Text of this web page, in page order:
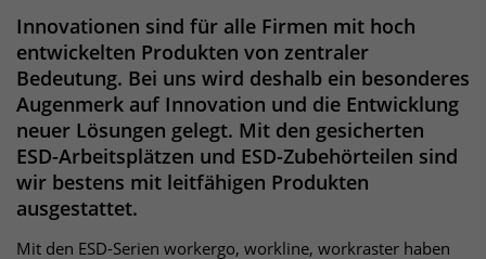
Innovationen sind für alle Firmen mit hoch
entwickelten Produkten von zentraler
Bedeutung. Bei uns wird deshalb ein besonderes
Augenmerk auf Innovation und die Entwicklung
neuer Lösungen gelegt. Mit den gesicherten
ESD-Arbeitsplätzen und ESD-Zubehörteilen sind
wir bestens mit leitfähigen Produkten
ausgestattet.
Mit den ESD-Serien workergo, workline, workraster haben
Anbieter TYPO3
1 Jahr
Zweck
Enthält die gewählten Tracking-Optin-
Einstellungen.
Besuchs der Webseite zu identifizieren.
Name _pk_id
Anbieter Matomo
Laufzeit
Das Cookie wird von Matomo installiert.